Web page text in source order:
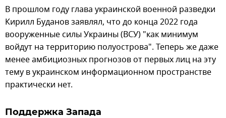
В прошлом году глава украинской военной разведки
Кирилл Буданов заявлял, что до конца 2022 года
вооруженные силы Украины (ВСУ) "как минимум
войдут на территорию полуострова". Теперь же даже
менее амбициозных прогнозов от первых лиц на эту
тему в украинском информационном пространстве
практически нет.
Поддержка Запада